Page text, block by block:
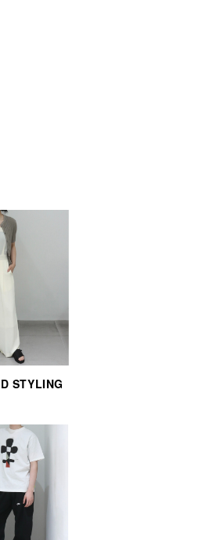
STYLING